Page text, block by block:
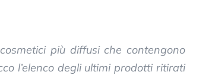
più diffusi che contengono
l’elenco degli ultimi prodotti ritirati